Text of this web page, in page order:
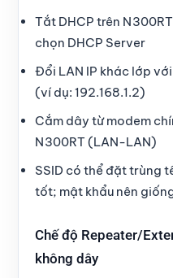
Tắt DHCP trên
chọn DHCP Server
Đổi LAN IP khác lớp
(ví dụ: 192.168.1.2)
Cắm dây từ modem
N300RT (LAN-LAN)
SSID có thể đặt trùng
tốt; mật khẩu nên
Chế độ Repeater/
không dây